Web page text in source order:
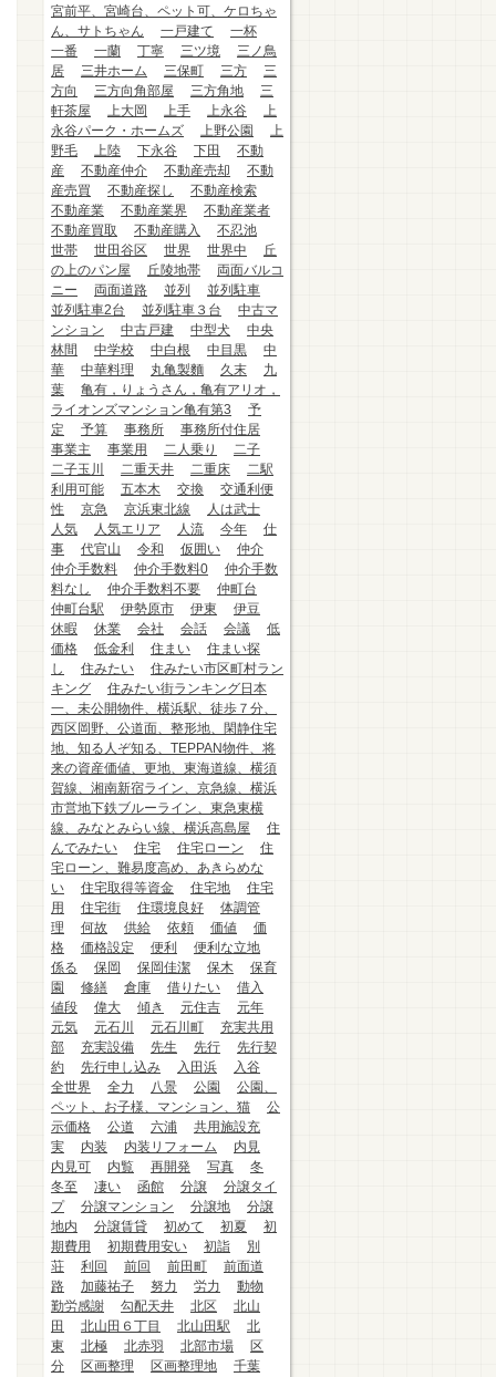
宮前平、宮崎台、ペット可、ケロちゃ
ん、サトちゃん
一戸建て
一杯
一番
一蘭 丁寧 三ツ境
三ノ鳥
居
三井ホーム 三保町 三方
三
方向
三方向角部屋 三方角地
三
軒茶屋
上大岡 上手 上永谷
上
永谷パーク・ホームズ
上野公園
上
野毛
上陸 下永谷 下田
不動
産
不動産仲介 不動産売却
不動
産売買
不動産探し
不動産検索
不動産業
不動産業界
不動産業者
不動産買取
不動産購入
不忍池
世帯
世田谷区 世界 世界中
丘
の上のパン屋
丘陵地帯
両面バルコ
ニー
両面道路 並列
並列駐車
並列駐車2台
並列駐車３台
中古マ
ンション
中古戸建 中型犬
中央
林間
中学校 中白根 中目黒
中
華
中華料理 丸亀製麵 久末
九
葉
亀有，りょうさん，亀有アリオ，
ライオンズマンション亀有第3
予
定
予算 事務所
事務所付住居
事業主
事業用 二人乗り
二子
二子玉川
二重天井 二重床
二駅
利用可能
五本木 交換
交通利便
性
京急 京浜東北線
人は武士
人気
人気エリア 人流 今年
仕
事
代官山 令和 仮囲い
仲介
仲介手数料
仲介手数料0
仲介手数
料なし
仲介手数料不要
仲町台
仲町台駅
伊勢原市 伊東
伊豆
休暇
休業 会社 会話 会議
低
価格
低金利 住まい
住まい探
し
住みたい
住みたい市区町村ラン
キング
住みたい街ランキング日本
一、未公開物件、横浜駅、徒歩７分、
西区岡野、公道面、整形地、閑静住宅
地、知る人ぞ知る、TEPPAN物件、将
来の資産価値、更地、東海道線、横須
賀線、湘南新宿ライン、京急線、横浜
市営地下鉄ブルーライン、東急東横
線、みなとみらい線、横浜高島屋
住
んでみたい
住宅 住宅ローン
住
宅ローン、難易度高め、あきらめな
い
住宅取得等資金 住宅地
住宅
用
住宅街 住環境良好
体調管
理
何故 供給 依頼 価値
価
格
価格設定 便利
便利な立地
係る
保岡 保岡佳潔 保木
保育
園
修繕 倉庫 借りたい
借入
値段
偉大 傾き 元住吉
元年
元気
元石川 元石川町
充実共用
部
充実設備 先生 先行
先行契
約
先行申し込み 入田浜
入谷
全世界
全力 八景 公園
公園、
ペット、お子様、マンション、猫
公
示価格
公道 六浦
共用施設充
実
内装 内装リフォーム
内見
内見可
内覧 再開発 写真
冬
冬至
凄い 函館 分譲
分譲タイ
プ
分譲マンション 分譲地
分譲
地内
分譲賃貸 初めて 初夏
初
期費用
初期費用安い 初詣
別
荘
利回 前回 前田町
前面道
路
加藤祐子 努力 労力
動物
勤労感謝
勾配天井 北区
北山
田
北山田６丁目 北山田駅
北
東
北極 北赤羽 北部市場
区
分
区画整理 区画整理地
千葉